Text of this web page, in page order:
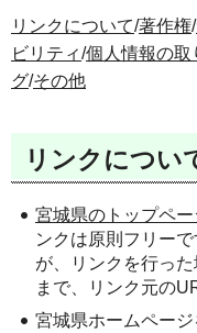
リンクについて/著作権/
ビリティ/個人情報の取
グ/その他
リンクについ
宮城県のトップペ
ンクは原則フリー
が、リンクを行った
まで、リンク元の
宮城県ホームペー